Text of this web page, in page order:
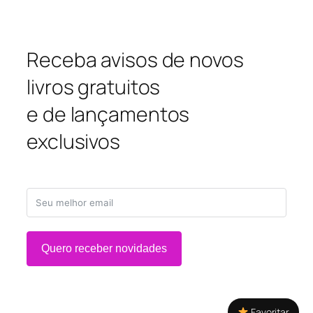
Receba avisos de novos
livros gratuitos
e de lançamentos
exclusivos
Quero receber novidades